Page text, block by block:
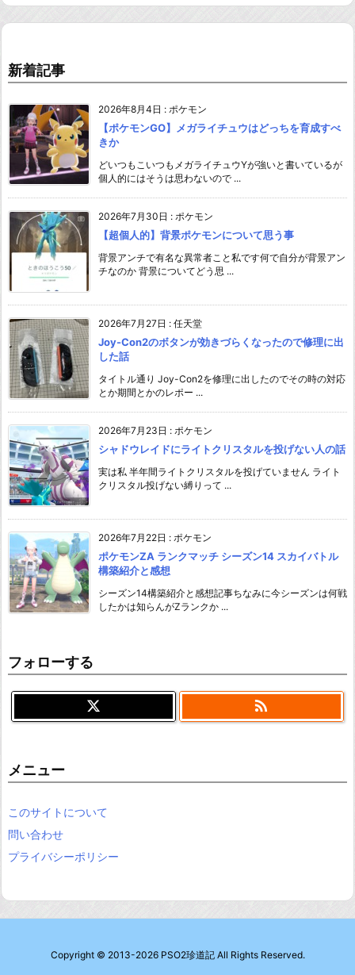
新着記事
2026年8月4日 : ポケモン
【ポケモンGO】メガライチュウはどっちを育成すべ
きか
どいつもこいつもメガライチュウYが強いと書いているが
個人的にはそうは思わないので ...
2026年7月30日 : ポケモン
【超個人的】背景ポケモンについて思う事
背景アンチで有名な異常者こと私です何で自分が背景アン
チなのか 背景についてどう思 ...
2026年7月27日 : 任天堂
Joy-Con2のボタンが効きづらくなったので修理に出
した話
タイトル通り Joy-Con2を修理に出したのでその時の対応
とか期間とかのレポー ...
2026年7月23日 : ポケモン
シャドウレイドにライトクリスタルを投げない人の話
実は私 半年間ライトクリスタルを投げていません ライト
クリスタル投げない縛りって ...
2026年7月22日 : ポケモン
ポケモンZA ランクマッチ シーズン14 スカイバトル
構築紹介と感想
シーズン14構築紹介と感想記事ちなみに今シーズンは何戦
したかは知らんがZランクか ...
フォローする

メニュー
このサイトについて
問い合わせ
プライバシーポリシー
Copyright © 2013-2026 PSO2珍道記All Rights Reserved.